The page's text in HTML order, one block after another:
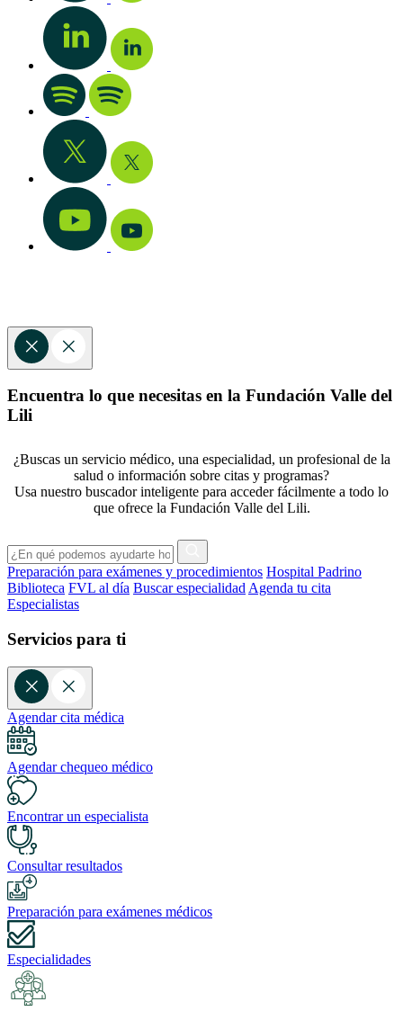
Encuentra lo que necesitas en la Fundación Valle del
Lili
¿Buscas un servicio médico, una especialidad, un profesional de la
salud o información sobre citas y programas?
Usa nuestro buscador inteligente para acceder fácilmente a todo lo
que ofrece la Fundación Valle del Lili.
Preparación para exámenes y procedimientos Hospital Padrino
Biblioteca FVL al día Buscar especialidad Agenda tu cita
Especialistas
Servicios para ti
Agendar cita médica
Agendar chequeo médico
Encontrar un especialista
Consultar resultados
Preparación para exámenes médicos
Especialidades